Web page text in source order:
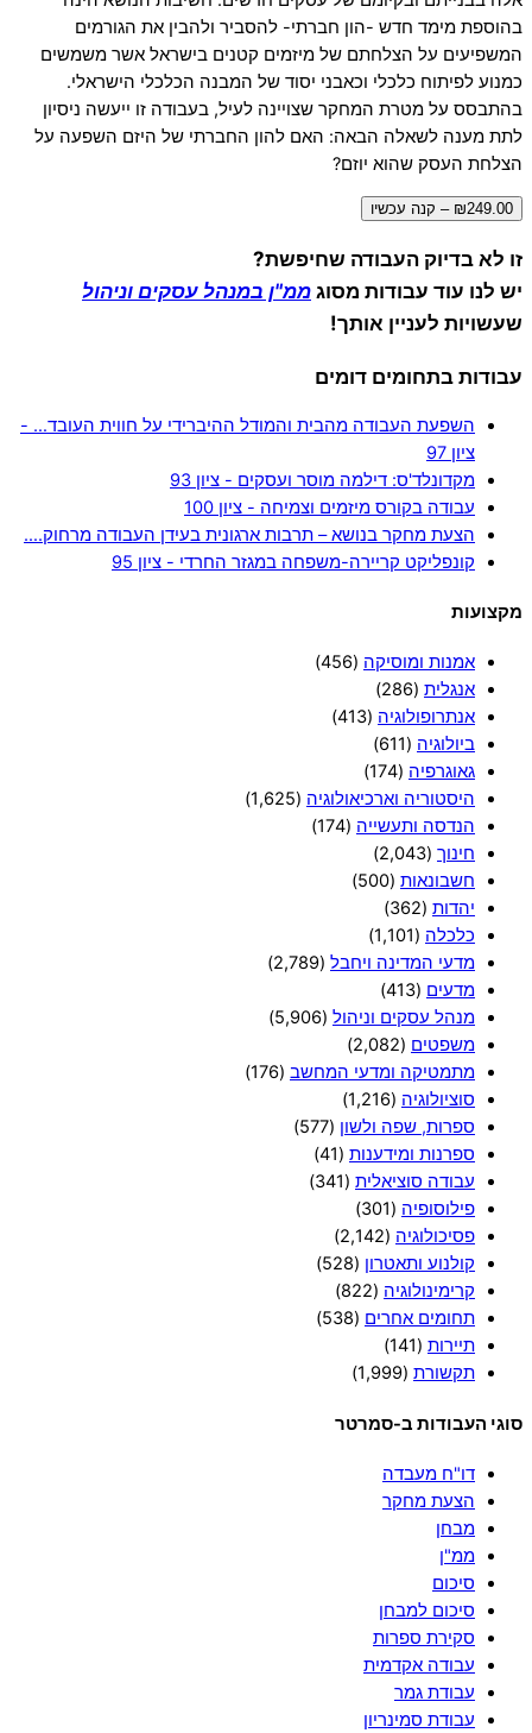
בהוספת מימד חדש -הון חברתי- להסביר ולהבין את הגורמים
המשפיעים על הצלחתם של מיזמים קטנים בישראל אשר משמשים
כמנוע לפיתוח כלכלי וכאבני יסוד של המבנה הכלכלי הישראלי.
בהתבסס על מטרת המחקר שצויינה לעיל, בעבודה זו ייעשה ניסיון
לתת מענה לשאלה הבאה: האם להון החברתי של היזם השפעה על
הצלחת העסק שהוא יוזם?
₪249.00 – קנה עכשיו
זו לא בדיוק העבודה שחיפשת?
יש לנו עוד עבודות מסוגממ"ן במנהל עסקים וניהול
שעשויות לעניין אותך!
עבודות בתחומים דומים
השפעת העבודה מהבית והמודל ההיברידי על חווית העובד… -
ציון 97
מקדונלד'ס: דילמה מוסר ועסקים - ציון 93
עבודה בקורס מיזמים וצמיחה - ציון 100
הצעת מחקר בנושא – תרבות ארגונית בעידן העבודה מרחוק.…
קונפליקט קריירה-משפחה במגזר החרדי - ציון 95
מקצועות
אמנות ומוסיקה (456)
אנגלית (286)
אנתרופולוגיה (413)
ביולוגיה (611)
גאוגרפיה (174)
היסטוריה וארכיאולוגיה (1,625)
הנדסה ותעשייה (174)
חינוך (2,043)
חשבונאות (500)
יהדות (362)
כלכלה (1,101)
מדעי המדינה ויחבל (2,789)
מדעים (413)
מנהל עסקים וניהול (5,906)
משפטים (2,082)
מתמטיקה ומדעי המחשב (176)
סוציולוגיה (1,216)
ספרות, שפה ולשון (577)
ספרנות ומידענות (41)
עבודה סוציאלית (341)
פילוסופיה (301)
פסיכולוגיה (2,142)
קולנוע ותאטרון (528)
קרימינולוגיה (822)
תחומים אחרים (538)
תיירות (141)
תקשורת (1,999)
סוגי העבודות ב-סמרטר
דו"ח מעבדה
הצעת מחקר
מבחן
ממ"ן
סיכום
סיכום למבחן
סקירת ספרות
עבודה אקדמית
עבודת גמר
עבודת סמינריון